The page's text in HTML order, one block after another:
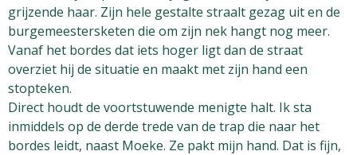
grijzende haar. Zijn hele gestalte straalt gezag uit en de
burgemeestersketen die om zijn nek hangt nog meer.
Vanaf het bordes dat iets hoger ligt dan de straat
overziet hij de situatie en maakt met zijn hand een
stopteken.
Direct houdt de voortstuwende menigte halt. Ik sta
inmiddels op de derde trede van de trap die naar het
bordes leidt, naast Moeke. Ze pakt mijn hand. Dat is fijn,